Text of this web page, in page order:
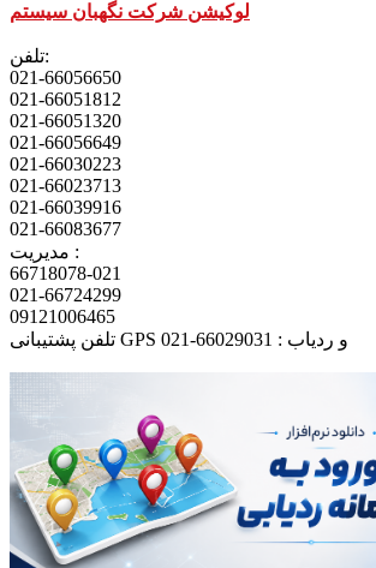
لوکیشن شرکت نگهبان سیستم
تلفن:
021-66056650
021-66051812
021-66051320
021-66056649
021-66030223
021-66023713
021-66039916
021-66083677
مدیریت :
66718078-021
021-66724299
09121006465
تلفن پشتیبانی GPS و ردیاب : 66029031-021